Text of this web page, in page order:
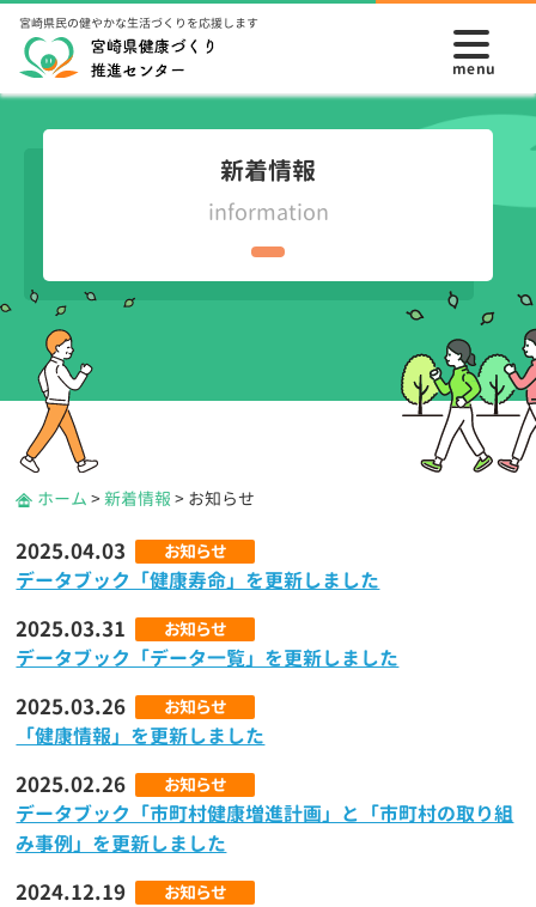
宮崎県民の健やかな生活づくりを応援します
新着情報
information
ホーム >新着情報 > お知らせ
2025.04.03 お知らせ
データブック「健康寿命」を更新しました
2025.03.31 お知らせ
データブック「データ一覧」を更新しました
2025.03.26 お知らせ
「健康情報」を更新しました
2025.02.26 お知らせ
データブック「市町村健康増進計画」と「市町村の取り組
み事例」を更新しました
2024.12.19 お知らせ